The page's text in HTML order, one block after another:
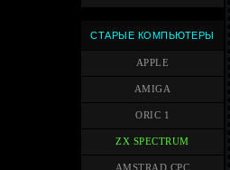
СТАРЫЕ КОМПЬЮТЕРЫ
APPLE
AMIGA
ORIC 1
ZX SPECTRUM
AMSTRAD CPC